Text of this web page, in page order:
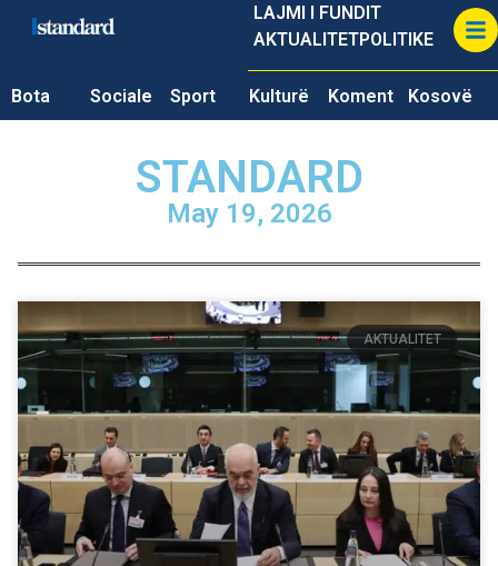
LAJMI I FUNDIT
AKTUALITETPOLITIKE
Bota Sociale Sport Kulturë Koment Kosovë
STANDARD
May 19, 2026
AKTUALITET